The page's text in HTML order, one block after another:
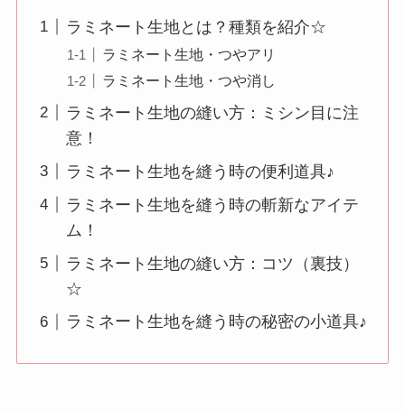
ラミネート生地とは？種類を紹介☆
ラミネート生地・つやアリ
ラミネート生地・つや消し
ラミネート生地の縫い方：ミシン目に注
意！
ラミネート生地を縫う時の便利道具♪
ラミネート生地を縫う時の斬新なアイテ
ム！
ラミネート生地の縫い方：コツ（裏技）
☆
ラミネート生地を縫う時の秘密の小道具♪